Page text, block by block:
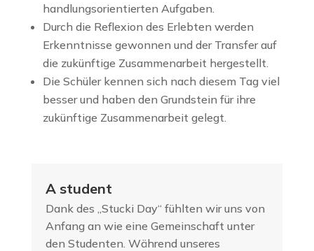
handlungsorientierten Aufgaben.
Durch die Reflexion des Erlebten werden
Erkenntnisse gewonnen und der Transfer auf
die zukünftige Zusammenarbeit hergestellt.
Die Schüler kennen sich nach diesem Tag viel
besser und haben den Grundstein für ihre
zukünftige Zusammenarbeit gelegt.
A student
Dank des „Stucki Day“ fühlten wir uns von
Anfang an wie eine Gemeinschaft unter
den Studenten. Während unseres